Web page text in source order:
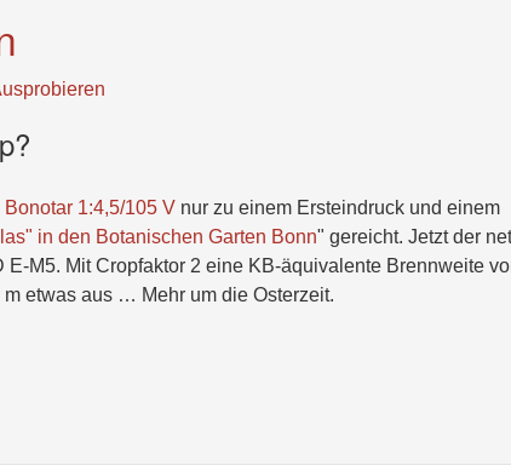
1:4,5/105 V nur zu einem Ersteindruck und einem
in den Botanischen Garten Bonn" gereicht. Jetzt der
M5. Mit Cropfaktor 2 eine KB-äquivalente Brennweite
etwas aus … Mehr um die Osterzeit.